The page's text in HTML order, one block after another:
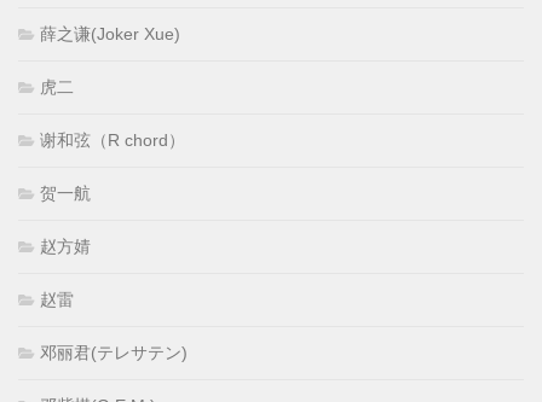
薛之谦(Joker Xue)
虎二
谢和弦（R chord）
贺一航
赵方婧
赵雷
邓丽君(テレサテン)